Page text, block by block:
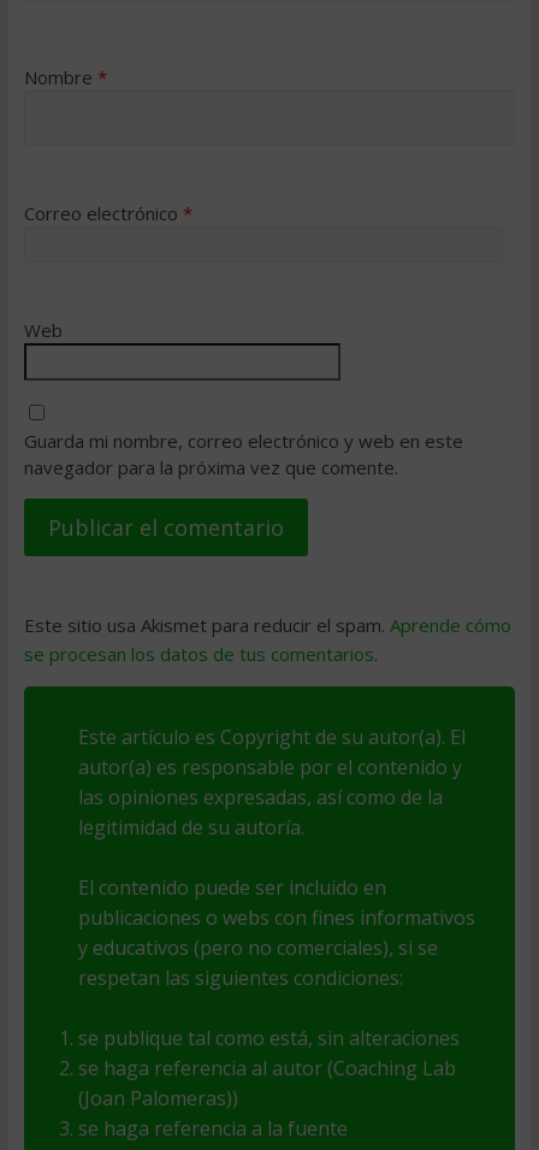
Nombre *
Correo electrónico *
Web
Guarda mi nombre, correo electrónico y web en este
navegador para la próxima vez que comente.
Este sitio usa Akismet para reducir el spam. Aprende cómo
se procesan los datos de tus comentarios.
Este artículo es Copyright de su autor(a). El
autor(a) es responsable por el contenido y
las opiniones expresadas, así como de la
legitimidad de su autoría.
El contenido puede ser incluido en
publicaciones o webs con fines informativos
y educativos (pero no comerciales), si se
respetan las siguientes condiciones:
se publique tal como está, sin alteraciones
se haga referencia al autor (Coaching Lab
(Joan Palomeras))
se haga referencia a la fuente